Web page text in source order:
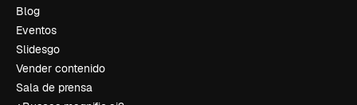
Blog
Eventos
Slidesgo
Vender contenido
Sala de prensa